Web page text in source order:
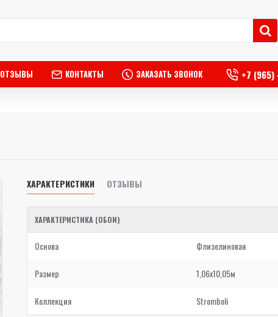
ОТЗЫВЫ КОНТАКТЫ ЗАКАЗАТЬ ЗВОНОК +7
ХАРАКТЕРИСТИКИ ОТЗЫВЫ
ХАРАКТЕРИСТИКА (ОБОИ)
Основа Флизелиновая
Размер 1,06x10,05м
Коллекция Stromboli